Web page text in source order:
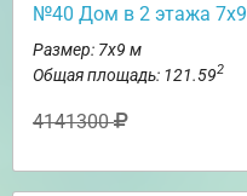
№40 Дом в 2 этажа 7х9
Размер: 7х9 м
Общая площадь: 121.592
4141300